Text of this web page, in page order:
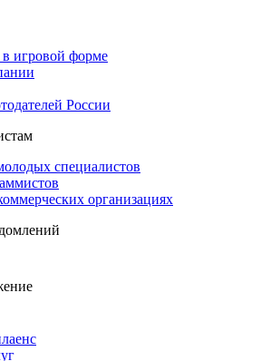
игровой форме
России
специалистов
организациях